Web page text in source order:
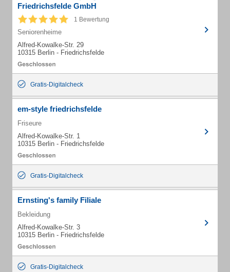
Friedrichsfelde GmbH
1 Bewertung
Seniorenheime
Alfred-Kowalke-Str. 29
10315 Berlin - Friedrichsfelde
Gratis-Digitalcheck
em-style friedrichsfelde
Friseure
Alfred-Kowalke-Str. 1
10315 Berlin - Friedrichsfelde
Gratis-Digitalcheck
Ernsting's family Filiale
Bekleidung
Alfred-Kowalke-Str. 3
10315 Berlin - Friedrichsfelde
Gratis-Digitalcheck